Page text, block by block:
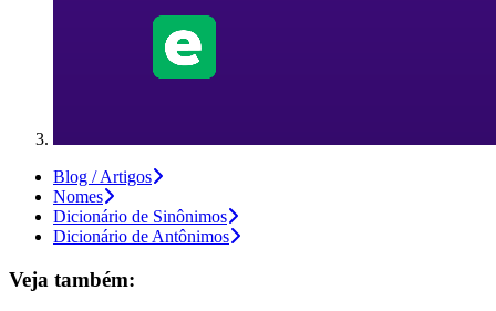
Blog / Artigos
Nomes
Dicionário de Sinônimos
Dicionário de Antônimos
Veja também: